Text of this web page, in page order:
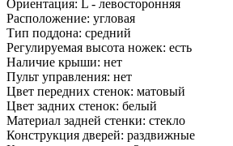
Ориентация: L - левосторонняя
Расположение: угловая
Тип поддона: средний
Регулируемая высота ножек: есть
Наличие крыши: нет
Пульт управления: нет
Цвет передних стенок: матовый
Цвет задних стенок: белый
Материал задней стенки: стекло
Конструкция дверей: раздвижные